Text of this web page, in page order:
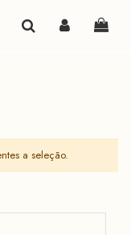
a seleção.